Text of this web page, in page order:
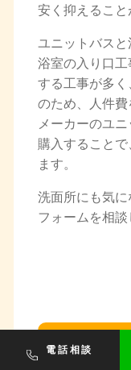
安く抑えること
ユニットバスと
浴室の入り口
する工事が多
のため、人件
メーカーのユ
購入すること
ます。
洗面所にも気に
フォームを相談
規格品の
電話相談